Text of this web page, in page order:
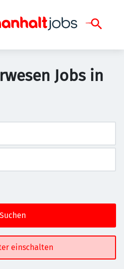
Jobs in
Suchen
einschalten